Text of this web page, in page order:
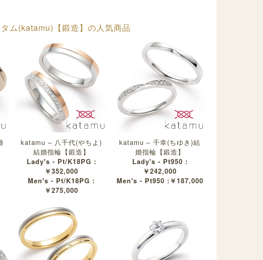
ム(katamu)【鍛造】の人気商品
katamu – 八千代(やちよ)
結婚指輪【鍛造】
Lady's - Pt/K18PG :
￥352,000
Men's - Pt/K18PG :
￥275,000
katamu – 千幸(ちゆき)結
婚指輪【鍛造】
Lady's - Pt950 :
￥242,000
Men's - Pt950 :￥187,000